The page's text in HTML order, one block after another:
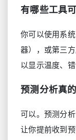
有哪些工具
你可以使用系
器），或第三
以显示温度、
预测分析真
可以。预测分
让你提前收到